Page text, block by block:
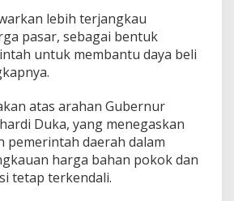
s
y
a
a
a
t
A
n
t
u
lebih terjangkau
pasar, sebagai bentuk
untuk membantu daya beli
atas arahan Gubernur
Duka, yang menegaskan
pemerintah daerah dalam
harga bahan pokok dan
tetap terkendali.